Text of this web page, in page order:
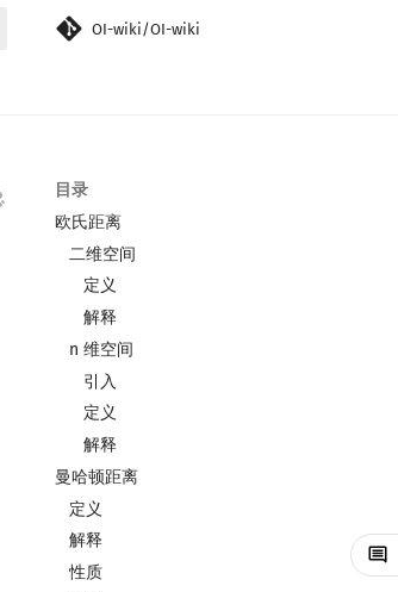
OI-wiki/OI-wiki
目录
欧氏距离
二维空间
定义
解释
n 维空间
引入
定义
解释
曼哈顿距离
定义
解释
性质